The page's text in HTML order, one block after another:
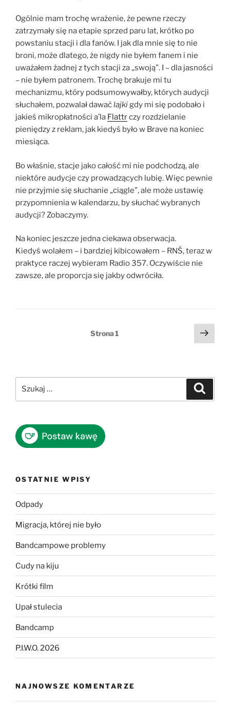
Ogólnie mam trochę wrażenie, że pewne rzeczy
zatrzymały się na etapie sprzed paru lat, krótko po
powstaniu stacji i dla fanów. I jak dla mnie się to nie
broni, może dlatego, że nigdy nie byłem fanem i nie
uważałem żadnej z tych stacji za „swoją”. I – dla jasności
– nie byłem patronem. Trochę brakuje mi tu
mechanizmu, który podsumowywałby, których audycji
słuchałem, pozwalał dawaćlajkigdy mi się podobało i
jakieś mikropłatności a’la Flattrczy rozdzielanie
pieniędzy z reklam, jak kiedyś było w Brave na koniec
miesiąca.
Bo właśnie, stacje jako całość mi nie podchodzą, ale
niektóre audycje czy prowadzących lubię. Więc pewnie
nie przyjmie się słuchanie „ciągle”, ale może ustawię
przypomnienia w kalendarzu, by słuchać wybranych
audycji? Zobaczymy.
Na koniec jeszcze jedna ciekawa obserwacja.
Kiedyś wolałem – i bardziej kibicowałem – RNŚ, teraz w
praktyce raczej wybieram Radio 357. Oczywiście nie
zawsze, ale proporcja się jakby odwróciła.
Strona1
OSTATNIE WPISY
Odpady
Migracja, której nie było
Bandcampowe problemy
Cudy na kiju
Krótki film
Upał stulecia
Bandcamp
P.I.W.O. 2026
NAJNOWSZE KOMENTARZE